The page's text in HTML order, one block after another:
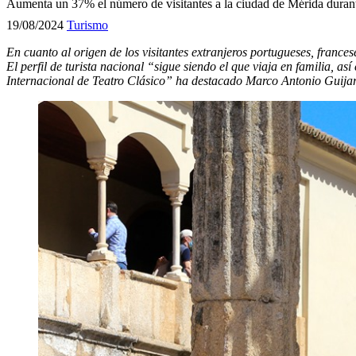
Aumenta un 37% el número de visitantes a la ciudad de Mérida
19/08/2024 Turismo
En cuanto al origen de los visitantes extranjeros portugueses,
El perfil de turista nacional “sigue siendo el que viaja en familia,
Internacional de Teatro Clásico” ha destacado Marco Antonio